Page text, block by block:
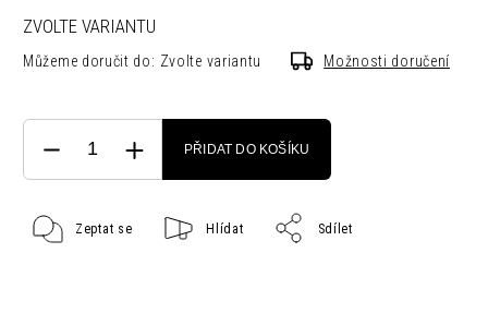
ZVOLTE VARIANTU
Můžeme doručit do: Zvolte variantu Možnosti doručení
PŘIDAT DO KOŠÍKU
Zeptat se Hlídat Sdílet